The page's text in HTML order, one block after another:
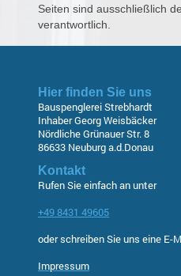
Seiten sind ausschließlich
verantwortlich.
Hier finden Sie uns
Bauspenglerei Strebhardt
Inhaber Georg Weisbäcker
Nördliche Grünauer Str. 8
86633 Neuburg a.d.Donau
Kontakt
Rufen Sie einfach an unter
+49 8431 49605
oder schreiben Sie uns eine E-
Impressum